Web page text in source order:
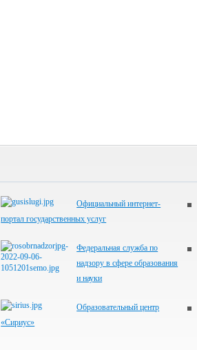
Официальный интернет-
портал государственных услуг
Федеральная служба по
надзору в сфере образования
и науки
Образовательный центр
«Сириус»